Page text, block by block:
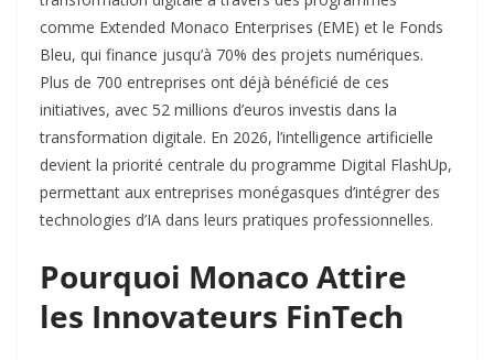
comme Extended Monaco Enterprises (EME) et le Fonds
Bleu, qui finance jusqu’à 70% des projets numériques.
Plus de 700 entreprises ont déjà bénéficié de ces
initiatives, avec 52 millions d’euros investis dans la
transformation digitale. En 2026, l’intelligence artificielle
devient la priorité centrale du programme Digital FlashUp,
permettant aux entreprises monégasques d’intégrer des
technologies d’IA dans leurs pratiques professionnelles.​
Pourquoi Monaco Attire
les Innovateurs FinTech